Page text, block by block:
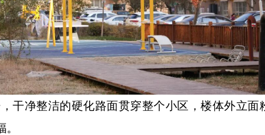
干净整洁的硬化路面贯穿整个小区，楼体外立